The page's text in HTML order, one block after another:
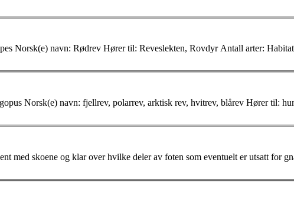
Litt om rødrev Rødrev Rødrev Vitenskapelig(e) navn: Vulpes vulpes Norsk(e) navn: Rødrev Hører til: Reveslekten, Rovdyr Antall arter: Habitat: Terrestrisk
med skoene og klar over hvilke deler av foten som eventuelt er utsatt for